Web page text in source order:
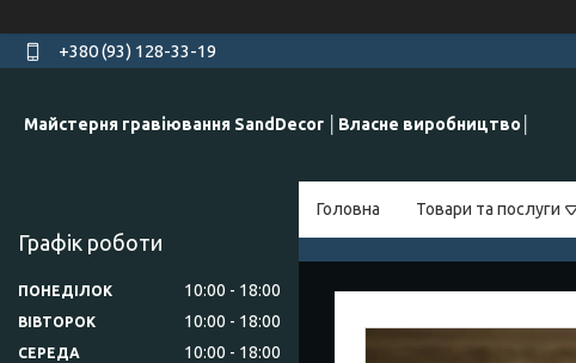
+380 (93) 128-33-19
Майстерня гравіювання SandDecor │Власне виробництво│
Головна Товари та послуги
Графік роботи
ПОНЕДІЛОК 10:00 18:00
ВІВТОРОК 10:00 18:00
СЕРЕДА 10:00 18:00